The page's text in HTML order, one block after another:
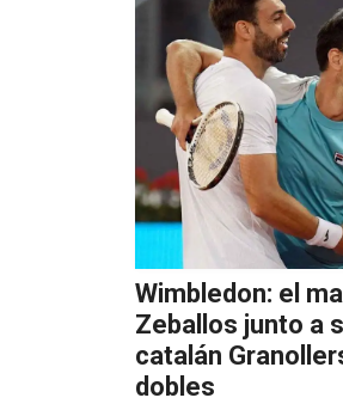
Wimbledon: el
Zeballos junto a
catalán
dobles